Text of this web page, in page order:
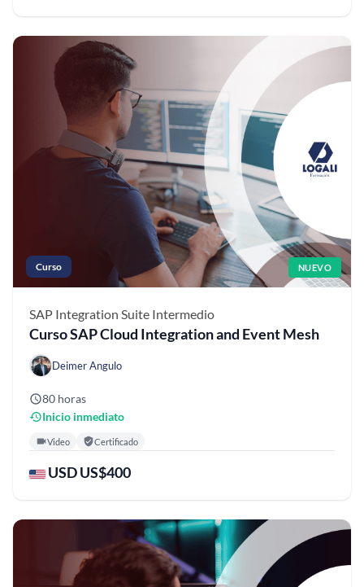
Curso NUEVO
SAP Integration Suite Intermedio
Curso SAP Cloud Integration and Event Mesh
Deimer Angulo
80 horas
Inicio inmediato
Video Certificado
USD US$400